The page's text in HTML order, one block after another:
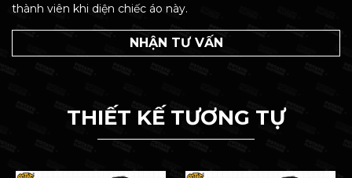
thành viên khi diện chiếc áo này.
NHẬN TƯ VẤN
THIẾT KẾ TƯƠNG TỰ